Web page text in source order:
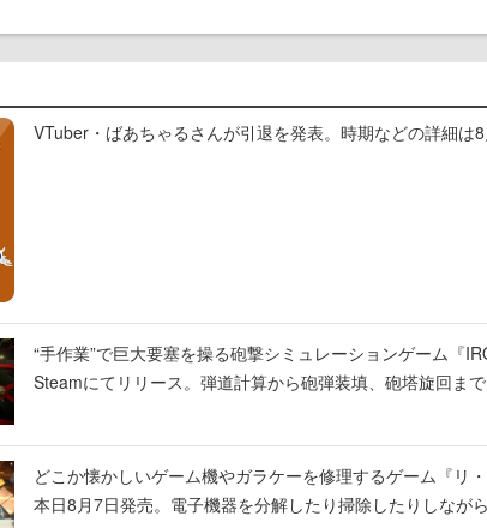
VTuber・ばあちゃるさんが引退を発表。時期などの詳細は
“手作業”で巨大要塞を操る砲撃シミュレーションゲーム『
Steamにてリリース。弾道計算から砲弾装填、砲塔旋回ま
どこか懐かしいゲーム機やガラケーを修理するゲーム『リ
本日8月7日発売。電子機器を分解したり掃除したりしなが